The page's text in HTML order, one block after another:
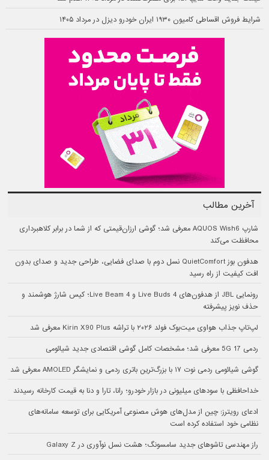
شرایط فروش اقساطی کامیون ۱۹۳۰ ایران خودرو دیزل در مرداد ۱۴۰۵
آخرین مطالب
شارپ AQUOS Wish6 معرفی شد؛ گوشی ارزان‌قیمتی که از شما در برابر کلاهبرداری
محافظت می‌کند
هدفون بوز QuietComfort نسل دوم با صدای فضایی، طراحی جدید و صدای بدون
افت کیفیت از راه رسید
رونمایی JBL از هدفون‌های Live Buds 4 و Live Beam 4؛ کیس شارژ هوشمند و
حذف نویز پیشرفته
لپ‌تاپ جذاب هواوی میت‌بوک فولد ۲۰۲۶ با تراشه Kirin X90 Plus معرفی شد
ردمی 17 5G معرفی شد؛ مشخصات کامل گوشی اقتصادی جدید شیائومی
گوشی شیائومی ردمی نوت ۱۷ با بزرگ‌ترین باتری ردمی و نمایشگر AMOLED معرفی شد
خداحافظی با سودهای میلیونی در بازار خودرو؛ رانا، تارا و دنا به قیمت کارخانه رسیدند
ادعای رویترز: چین از مدل‌های هوش مصنوعی آمریکایی برای توسعه سامانه‌های
نظامی خود استفاده کرده است
راز مهندسی تاشوهای جدید سامسونگ؛ هشت نسل نوآوری در Galaxy Z